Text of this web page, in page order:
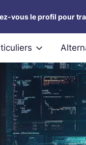
vous le profil pour